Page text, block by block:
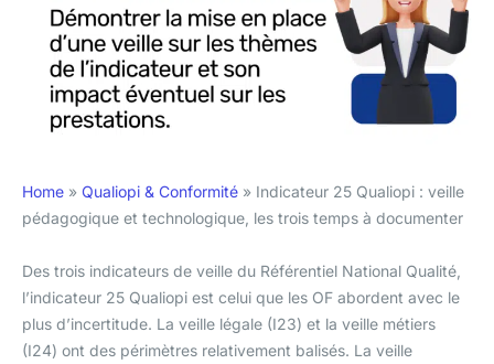
Home » Qualiopi & Conformité » Indicateur 25 Qualiopi : veille
pédagogique et technologique, les trois temps à documenter
Des trois indicateurs de veille du Référentiel National Qualité,
l’indicateur 25 Qualiopi est celui que les OF abordent avec le
plus d’incertitude. La veille légale (I23) et la veille métiers
(I24) ont des périmètres relativement balisés. La veille